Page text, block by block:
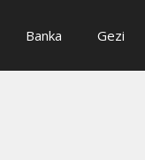
Banka Gezi